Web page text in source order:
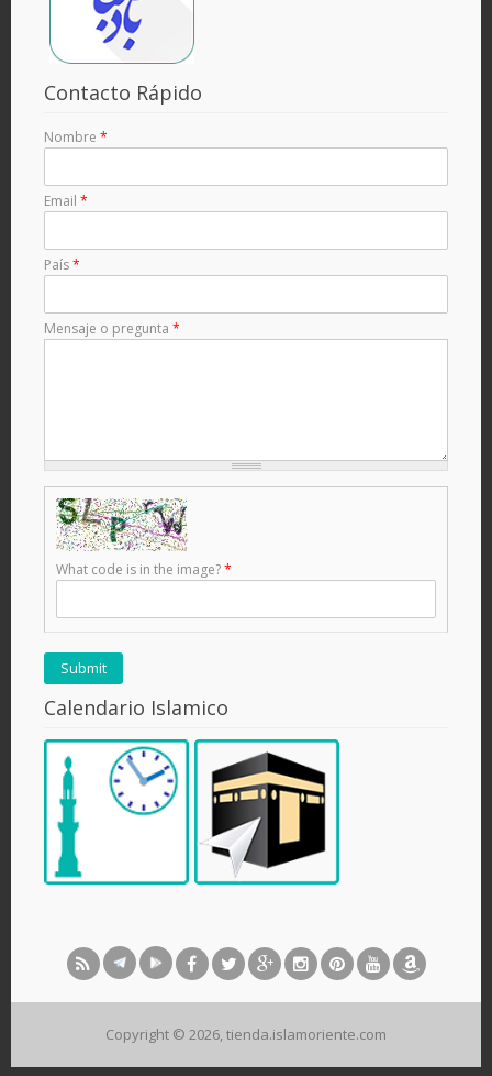
Contacto Rápido
Nombre *
Email *
País*
Mensaje o pregunta *
What code is in the image?*
Calendario Islamico
Copyright © 2026, tienda.islamoriente.com